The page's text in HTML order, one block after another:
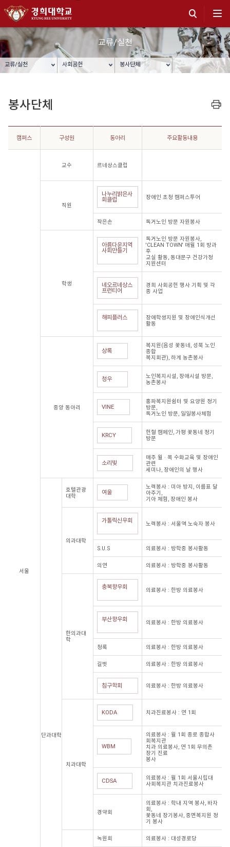
교류/실천
교류/실천 사회공헌 봉사단체
봉사단체
캠퍼스 구성원 동아리 주요활동내용
서울
교수 르네상스클럽
직원
나누리밝은사
회클럽 장애인 초청 캠퍼스투어
작은손 독거노인 방문 자원봉사
학생
아름다운지역
사회만들기
독거노인 방문 자원봉사,
'CLEAN TOWN' 매월 1회 방과
후
교실 활동, 동대문구 건강가정
지원센터
네오르네상스
프런티어
경희 사회공헌 행사 기획 및 각
종 사업
해피플러스
장애학생지원 및 장애인식개선
활동
중앙 동아리
상록
복지원(음성 꽃동네, 성북 노인
종합
복지회관), 하계 농촌봉사
청우
노인복지시설, 장애시설 방문,
농촌봉사
VINE
홍파복지원쉼터 및 요양원 정기
방문,
독거노인 방문, 일일봉사체험
KRCY
헌혈 캠페인, 가평 꽃동네 정기
방문
소리빛
매주 월 · 목 수화교육 및 장애인
관련
세미나, 장애인의 날 행사
단과대학
호텔관광
대학
여울
노력봉사 : 미아 방지, 이름표 달
아주기,
기아 체험, 장애인 봉사
의과대학
가톨릭신우회 노력봉사 : 서울역 노숙자 봉사
S.U.S 의료봉사 : 방학중 봉사활동
의연 의료봉사 : 방학중 봉사활동
한의과대
학
충북향우회 의료봉사 : 한방 의료봉사
부산향우회 의료봉사 : 한방 의료봉사
청록 의료봉사 : 한방 의료봉사
길벗 의료봉사 : 한방 의료봉사
침구학회 의료봉사 : 한방 의료봉사
치과대학
KODA 치과진료봉사 : 연 1회
WBM
의료봉사 : 월 1회 종로 종합사
회복지관
치과 의료봉사, 연 1회 무의촌
장기 진료
봉사
CDSA
의료봉사 : 월 1회 서울시립대
사회복지관 치과진료봉사
경약회
의료봉사 : 학내 지역 봉사, 바자
회,
꽃동네 장기봉사, 중면복지원 정
기 봉사
녹원회 의료봉사 : 대성경로당